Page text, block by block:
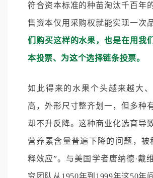
符合资本标准的种苗淘汰千百年
售资本仅用采购权就能实现一次
们购买这样的水果，也是在用我
本投票、为这个选择链条投票。
如此得来的水果个头越来越大
高，外形尺寸整齐划一，但多种
却不升反降。这种商业化选育导
营养素含量普遍下降的问题，被
释效应”。与美国学者唐纳德·戴
究团队从1950年到1999年这50年